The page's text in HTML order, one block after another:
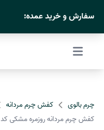
سفارش و خرید عمده:
Open main menu
چرم بالوی کفش چرم مردانه
کفش چرم مردانه روزمره مشکی کد 23